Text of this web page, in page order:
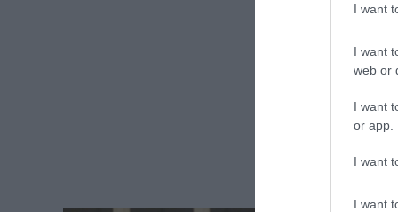
I want
I want
web or
I want
or app.
I want
I want